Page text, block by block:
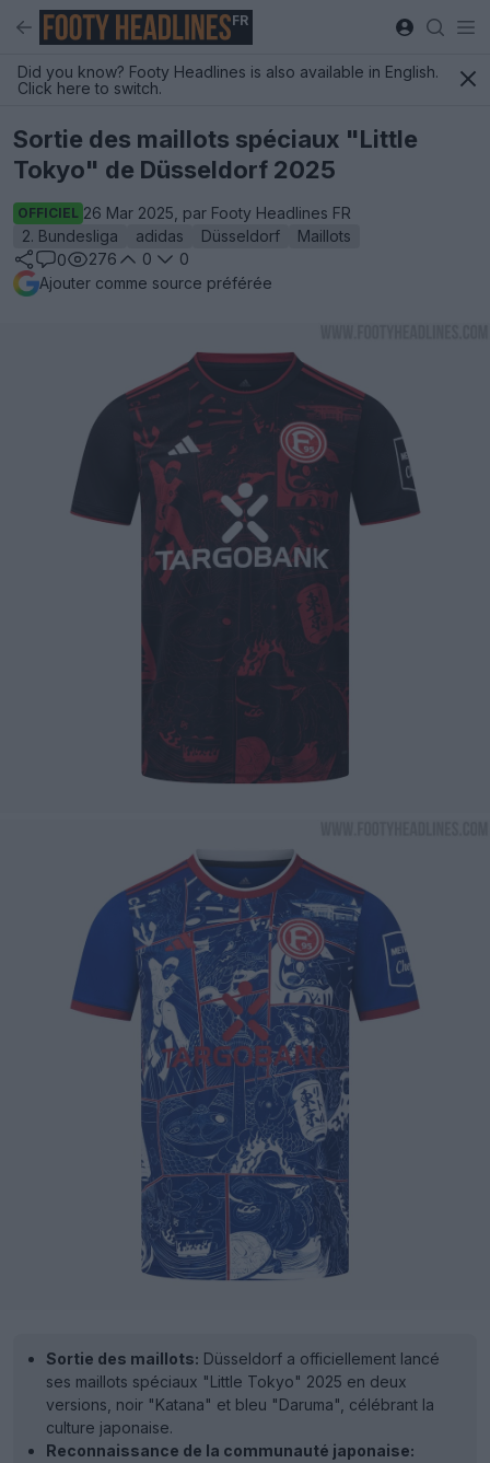
FR
Did you know? Footy Headlines is also available in English.
Click here to switch.
Sortie des maillots spéciaux "Little
Tokyo" de Düsseldorf 2025
OFFICIEL 26 Mar 2025, par Footy Headlines FR
2. Bundesliga
adidas Düsseldorf
Maillots
0
276 0
0
Ajouter comme source préférée
Sortie des maillots: Düsseldorf a officiellement lancé
ses maillots spéciaux "Little Tokyo" 2025 en deux
versions, noir "Katana" et bleu "Daruma", célébrant la
culture japonaise.
Reconnaissance de la communauté japonaise: